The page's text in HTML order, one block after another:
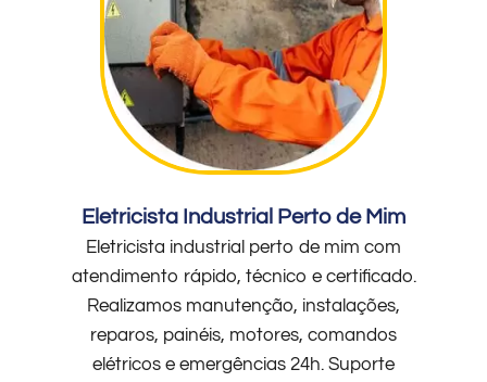
Eletricista Industrial Perto de Mim
Eletricista industrial perto de mim com
atendimento rápido, técnico e certificado.
Realizamos manutenção, instalações,
reparos, painéis, motores, comandos
elétricos e emergências 24h. Suporte